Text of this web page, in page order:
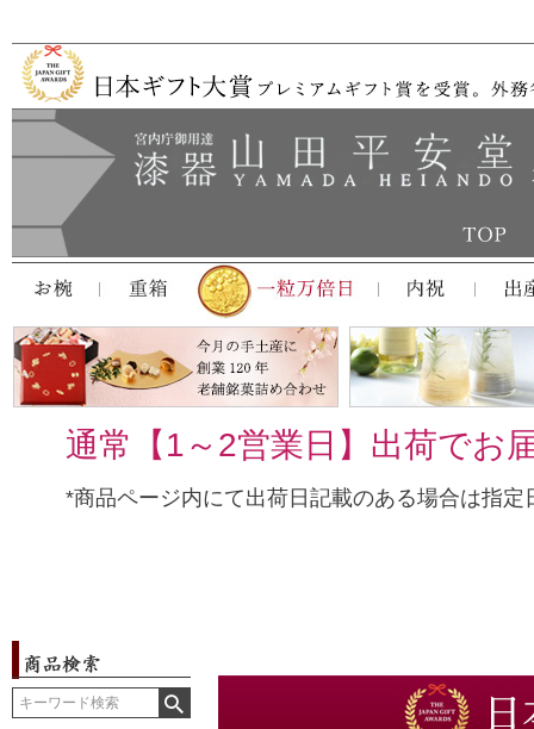
通常【1～2営業日】出荷でお
*商品ページ内にて出荷日記載のある場合は指定